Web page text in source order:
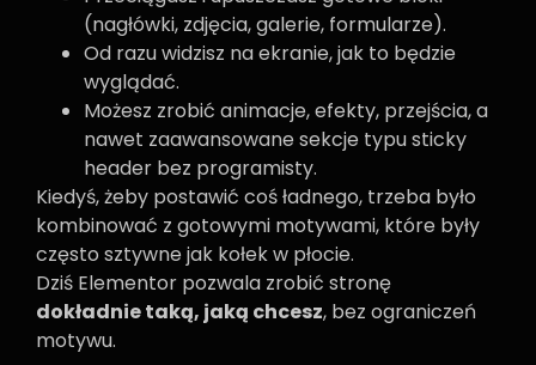
(nagłówki, zdjęcia, galerie, formularze).
Od razu widzisz na ekranie, jak to będzie
wyglądać.
Możesz zrobić animacje, efekty, przejścia, a
nawet zaawansowane sekcje typu sticky
header bez programisty.
Kiedyś, żeby postawić coś ładnego, trzeba było
kombinować z gotowymi motywami, które były
często sztywne jak kołek w płocie.
Dziś Elementor pozwala zrobić stronę
dokładnie taką, jaką chcesz, bez ograniczeń
motywu.